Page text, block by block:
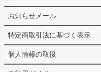
お知らせメール
特定商取引法に基づく表示
個人情報の取扱